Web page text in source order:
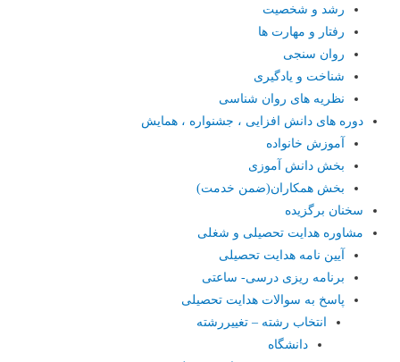
رشد و شخصیت
رفتار و مهارت ها
روان سنجی
شناخت و یادگیری
نظریه های روان شناسی
دوره های دانش افزایی ، جشنواره ، همایش
آموزش خانواده
بخش دانش آموزی
بخش همکاران(ضمن خدمت)
سخنان برگزیده
مشاوره هدایت تحصیلی و شغلی
آیین نامه هدایت تحصیلی
برنامه ریزی درسی- ساعتی
پاسخ به سوالات هدایت تحصیلی
انتخاب رشته – تغییررشته
دانشگاه